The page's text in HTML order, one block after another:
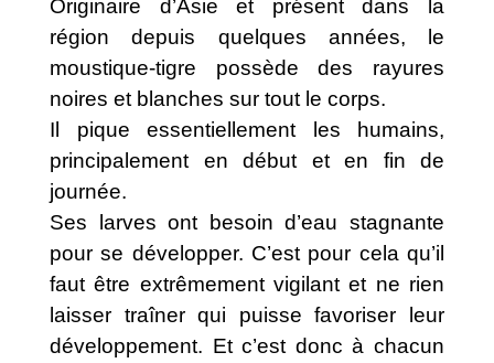
Originaire d’Asie et présent dans la
région depuis quelques années, le
moustique-tigre possède des rayures
noires et blanches sur tout le corps.
Il pique essentiellement les humains,
principalement en début et en fin de
journée.
Ses larves ont besoin d’eau stagnante
pour se développer. C’est pour cela qu’il
faut être extrêmement vigilant et ne rien
laisser traîner qui puisse favoriser leur
développement. Et c’est donc à chacun